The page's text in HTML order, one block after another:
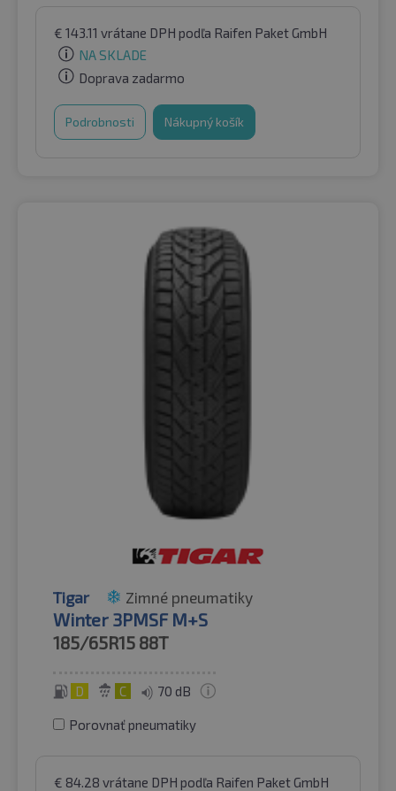
€ 143.11 vrátane DPH podľa Raifen Paket GmbH
NA SKLADE
Doprava zadarmo
Podrobnosti Nákupný košík
Tigar Zimné pneumatiky
Winter 3PMSF M+S
185/65R15 88T
D C 70 dB
Porovnať pneumatiky
€ 84.28 vrátane DPH podľa Raifen Paket GmbH